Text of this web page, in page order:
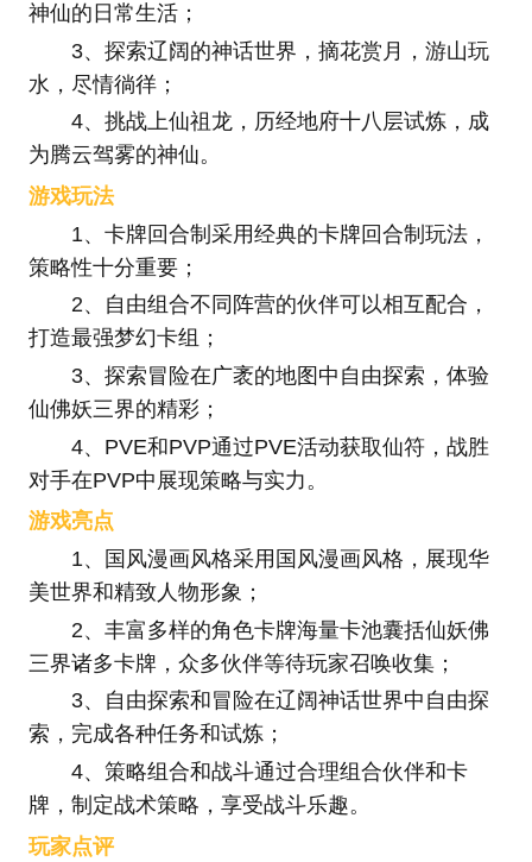
神仙的日常生活；
3、探索辽阔的神话世界，摘花赏月，游山玩
水，尽情徜徉；
4、挑战上仙祖龙，历经地府十八层试炼，成
为腾云驾雾的神仙。
游戏玩法
1、卡牌回合制采用经典的卡牌回合制玩法，
策略性十分重要；
2、自由组合不同阵营的伙伴可以相互配合，
打造最强梦幻卡组；
3、探索冒险在广袤的地图中自由探索，体验
仙佛妖三界的精彩；
4、PVE和PVP通过PVE活动获取仙符，战胜
对手在PVP中展现策略与实力。
游戏亮点
1、国风漫画风格采用国风漫画风格，展现华
美世界和精致人物形象；
2、丰富多样的角色卡牌海量卡池囊括仙妖佛
三界诸多卡牌，众多伙伴等待玩家召唤收集；
3、自由探索和冒险在辽阔神话世界中自由探
索，完成各种任务和试炼；
4、策略组合和战斗通过合理组合伙伴和卡
牌，制定战术策略，享受战斗乐趣。
玩家点评